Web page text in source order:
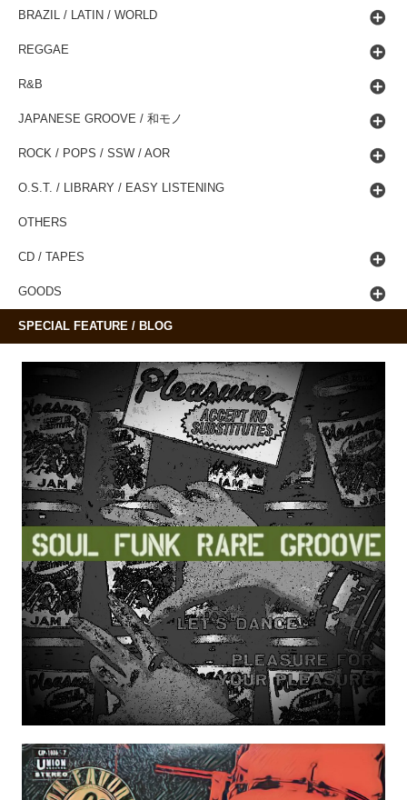
BRAZIL / LATIN / WORLD
REGGAE
R&B
JAPANESE GROOVE / 和モノ
ROCK / POPS / SSW / AOR
O.S.T. / LIBRARY / EASY LISTENING
OTHERS
CD / TAPES
GOODS
SPECIAL FEATURE / BLOG